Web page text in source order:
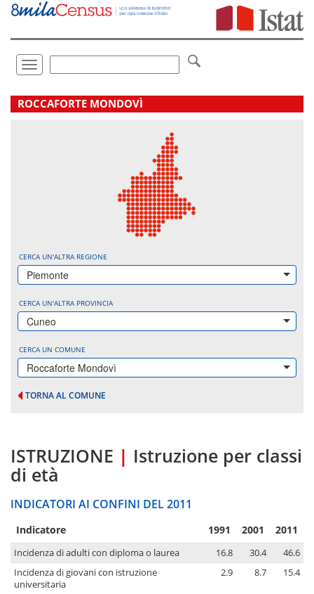
Vai
direttamente
Toggle
navigation
.
ROCCAFORTE MONDOVÌ
CERCA UN'ALTRA REGIONE
Piemonte
CERCA UN'ALTRA PROVINCIA
Cuneo
CERCA UN COMUNE
Roccaforte Mondovì
TORNA AL COMUNE
ISTRUZIONE | Istruzione per classi
di età
INDICATORI AI CONFINI DEL 2011
Indicatore 1991 2001 2011
Incidenza di adulti con diploma o laurea 16.8 30.4
46.6
Incidenza di giovani con istruzione
universitaria
2.9 8.7 15.4